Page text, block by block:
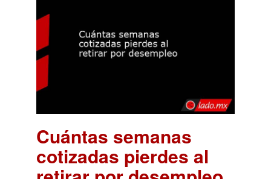
Cuántas semanas
cotizadas pierdes al